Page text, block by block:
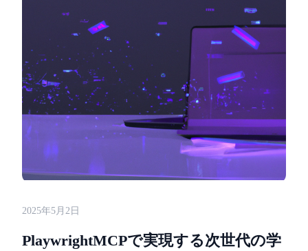
2025年5月2日
PlaywrightMCPで実現する次世代の学